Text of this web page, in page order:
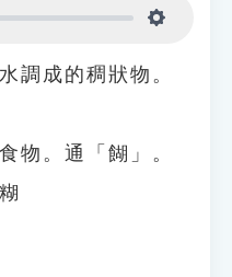
調成的稠狀物。
物。通「餬」。